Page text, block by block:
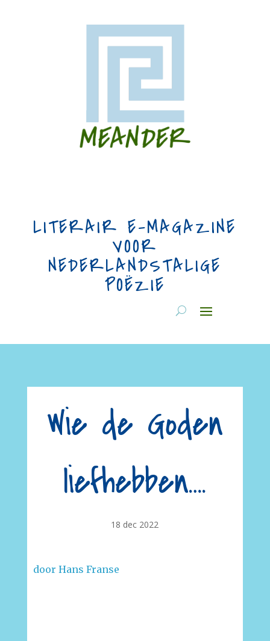
LITERAIR E-MAGAZINE
VOOR
NEDERLANDSTALIGE
POËZIE
Wie de Goden
liefhebben….
18 dec 2022
door Hans Franse